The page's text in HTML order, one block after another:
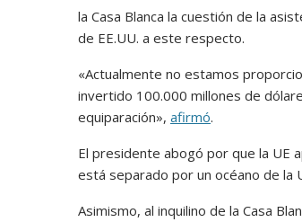
la Casa Blanca la cuestión de la
de EE.UU. a este respecto.
«Actualmente no estamos
invertido 100.000 millones de
equiparación», afirmó.
El presidente abogó por que la UE
está separado por un océano de la
Asimismo, al inquilino de la Casa